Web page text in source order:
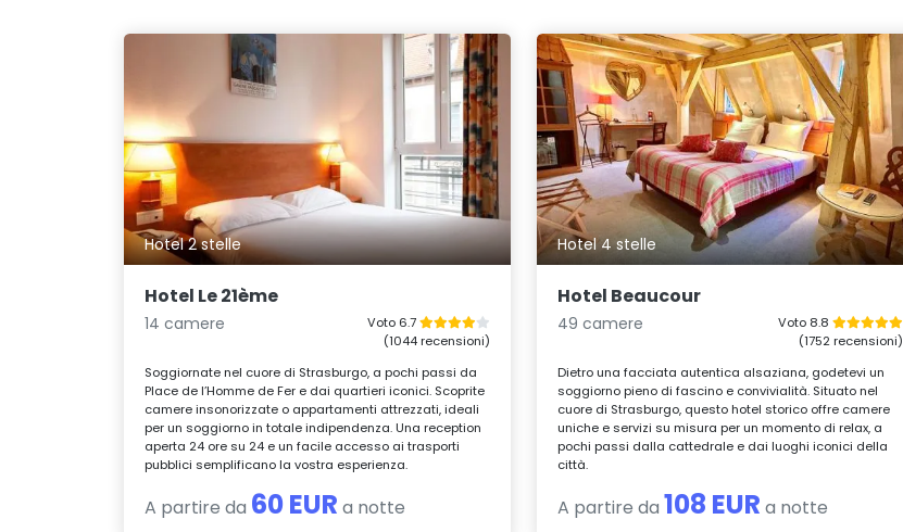
Hotel 2 stelle
Hotel Le 21ème
14 camere
Voto 6.7
(1044 recensioni)
Soggiornate nel cuore di Strasburgo, a pochi passi da
Place de l’Homme de Fer e dai quartieri iconici. Scoprite
camere insonorizzate o appartamenti attrezzati, ideali
per un soggiorno in totale indipendenza. Una reception
aperta 24 ore su 24 e un facile accesso ai trasporti
pubblici semplificano la vostra esperienza.
A partire da 60 EUR a notte
Hotel 4 stelle
Hotel Beaucour
49 camere
Voto 8.8
(1752 recensioni)
Dietro una facciata autentica alsaziana, godetevi un
soggiorno pieno di fascino e convivialità. Situato nel
cuore di Strasburgo, questo hotel storico offre camere
uniche e servizi su misura per un momento di relax, a
pochi passi dalla cattedrale e dai luoghi iconici della
città.
A partire da 108 EUR a notte